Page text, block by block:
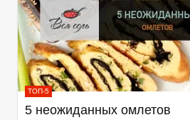
ТОП-5
5 неожиданных омлетов